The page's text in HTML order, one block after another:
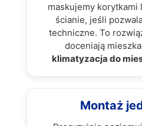
maskujemy
ścianie, jeśli
techniczne. To
doceniają
klimatyzacja do
Montaż